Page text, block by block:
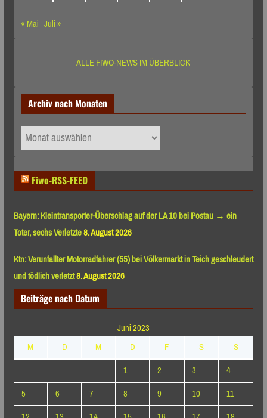
« Mai Juli »
ALLE FIWO-NEWS IM ÜBERBLICK
Archiv nach Monaten
Archiv
nach
Fiwo-RSS-FEED
Bayern: Kleintransporter-Überschlag auf der LA 10 bei Postau → ein
Toter, sechs Verletzte8. August 2026
Ktn: Verunfallter Motorradfahrer (55) bei Völkermarkt in Teich geschleudert
und tödlich verletzt8. August 2026
Beiträge nach Datum
Juni 2023
M
D M D F S
S
1
2 3
4
5
6 7 8 9 10
11